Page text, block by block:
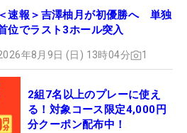
＜速報＞吉澤柚月が初優勝へ 単独
位でラスト3ホール突入
年8月9日 (日) 13時04分 1
2組7名以上のプレーに使え
る！対象コース限定4,000円
分クーポン配布中！